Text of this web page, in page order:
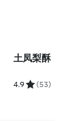
土凤梨酥
4.9 (53)